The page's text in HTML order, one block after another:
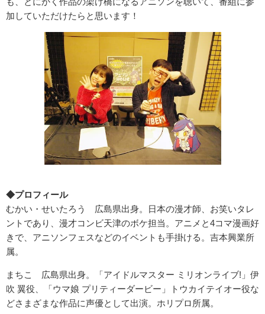
加していただけたらと思います！
◆プロフィール
むかい・せいたろう 広島県出身。日本の漫才師、お笑いタレ
ントであり、漫才コンビ天津のボケ担当。アニメと4コマ漫画好
きで、アニソンフェスなどのイベントも手掛ける。吉本興業所
属。
まちこ 広島県出身。「アイドルマスター ミリオンライブ!」伊
吹 翼役、「ウマ娘 プリティーダービー」トウカイテイオー役な
どさまざまな作品に声優として出演。ホリプロ所属。